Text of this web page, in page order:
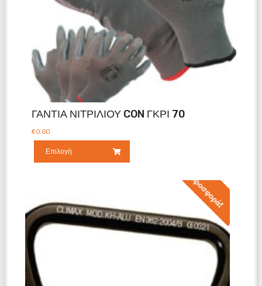
ΓΑΝΤΙΑ ΝΙΤΡΙΛΙΟΥ CON ΓΚΡΙ 70
€0.80
Επιλογή
Προσφορά!